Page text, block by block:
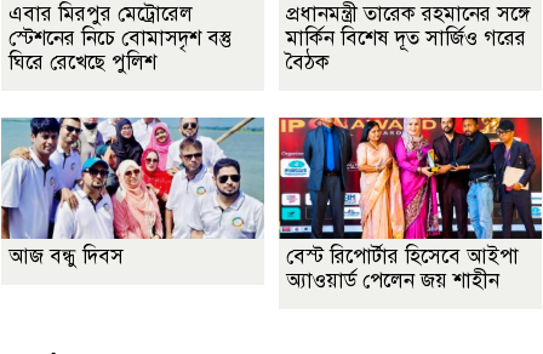
এবার মিরপুর মেট্রোরেল
স্টেশনের নিচে বোমাসদৃশ বস্তু
ঘিরে রেখেছে পুলিশ
প্রধানমন্ত্রী তারেক রহমানের সঙ্গে
মার্কিন বিশেষ দূত সার্জিও গরের
বৈঠক
আজ বন্ধু দিবস
বেস্ট রিপোর্টার হিসেবে আইপা
অ্যাওয়ার্ড পেলেন জয় শাহীন